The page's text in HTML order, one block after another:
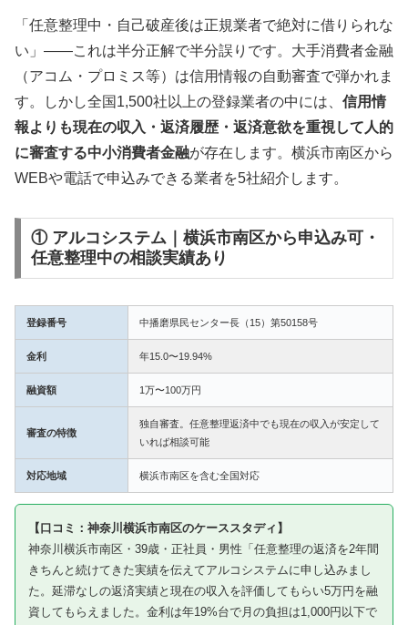
「任意整理中・自己破産後は正規業者で絶対に借りられな
い」——これは半分正解で半分誤りです。大手消費者金融
（アコム・プロミス等）は信用情報の自動審査で弾かれま
す。しかし全国1,500社以上の登録業者の中には、 信用情
報よりも現在の収入・返済履歴・返済意欲を重視して人的
に審査する中小消費者金融が存在します。横浜市南区から
WEBや電話で申込みできる業者を5社紹介します。
① アルコシステム｜横浜市南区から申込み可・
任意整理中の相談実績あり
登録番号 中播磨県民センター長（15）第50158号
金利 年15.0〜19.94%
融資額 1万〜100万円
審査の特徴
独自審査。任意整理返済中でも現在の収入が安定して
いれば相談可能
対応地域 横浜市南区を含む全国対応
【口コミ：神奈川横浜市南区のケーススタディ】
神奈川横浜市南区・39歳・正社員・男性「任意整理の返済を2年間
きちんと続けてきた実績を伝えてアルコシステムに申し込みまし
た。延滞なしの返済実績と現在の収入を評価してもらい5万円を融
資してもらえました。金利は年19%台で月の負担は1,000円以下で